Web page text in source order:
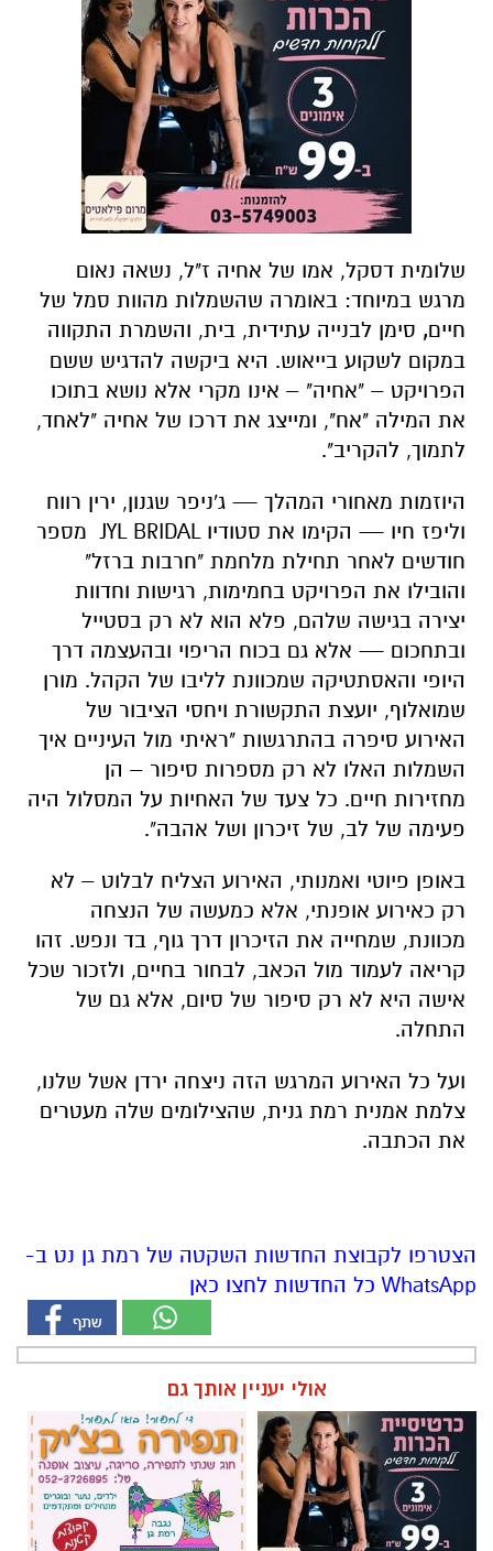
שלומית דסקל, אמו של אחיה ז"ל, נשאה נאום
מרגש במיוחד: באומרה שהשמלות מהוות סמל של
חיים, סימן לבנייה עתידית, בית, והשמרת התקווה
במקום לשקוע בייאוש. היא ביקשה להדגיש ששם
הפרויקט – "אחיה" – אינו מקרי אלא נושא בתוכו
את המילה "אח", ומייצג את דרכו של אחיה "לאחד,
לתמוך, להקריב".
היוזמות מאחורי המהלך — ג'ניפר שגנון, ירין רווח
וליפז חיו — הקימו את סטודיו JYL BRIDAL מספר
חודשים לאחר תחילת מלחמת "חרבות ברזל"
והובילו את הפרויקט בחמימות, רגישות וחדוות
יצירה בגישה שלהם, פלא הוא לא רק בסטייל
ובתחכום — אלא גם בכוח הריפוי ובהעצמה דרך
היופי והאסתטיקה שמכוונת לליבו של הקהל. מורן
שמואלוף, יועצת התקשורת ויחסי הציבור של
האירוע סיפרה בהתרגשות "ראיתי מול העיניים איך
השמלות האלו לא רק מספרות סיפור – הן
מחזירות חיים. כל צעד של האחיות על המסלול היה
פעימה של לב, של זיכרון ושל אהבה".
באופן פיוטי ואמנותי, האירוע הצליח לבלוט – לא
רק כאירוע אופנתי, אלא כמעשה של הנצחה
מכוונת, שמחייה את הזיכרון דרך גוף, בד ונפש. זהו
קריאה לעמוד מול הכאב, לבחור בחיים, ולזכור שכל
אישה היא לא רק סיפור של סיום, אלא גם של
התחלה.
ועל כל האירוע המרגש הזה ניצחה ירדן אשל שלנו,
צלמת אמנית רמת גנית, שהצילומים שלה מעטרים
את הכתבה.
הצטרפו לקבוצת החדשות השקטה של רמת גן נט ב-
WhatsApp כל החדשות לחצו כאן
אולי יעניין אותך גם